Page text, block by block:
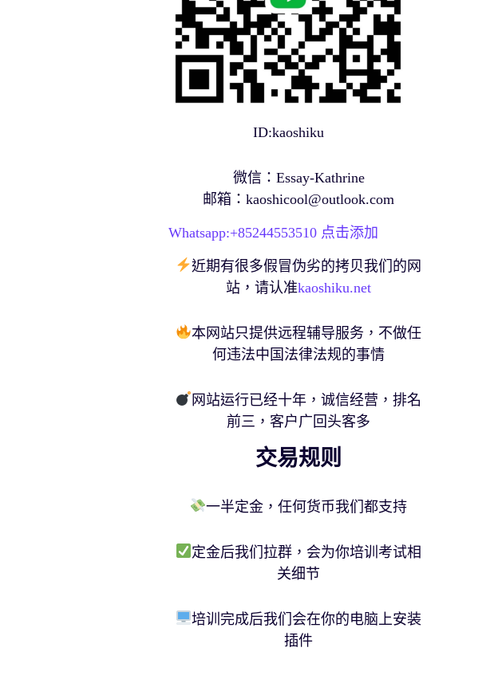
ID:kaoshiku
微信：Essay-Kathrine
邮箱： kaoshicool@outlook.com
Whatsapp:+85244553510 点击添加
近期有很多假冒伪劣的拷贝我们的网
站，请认准kaoshiku.net
本网站只提供远程辅导服务，不做任
何违法中国法律法规的事情
网站运行已经十年，诚信经营，排名
前三，客户广回头客多
交易规则
一半定金，任何货币我们都支持
定金后我们拉群，会为你培训考试相
关细节
培训完成后我们会在你的电脑上安装
插件